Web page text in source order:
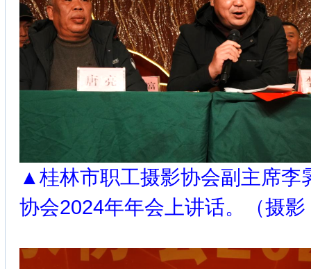
▲桂林市职工摄影协会副主席李
协会2024年年会上讲话。（摄